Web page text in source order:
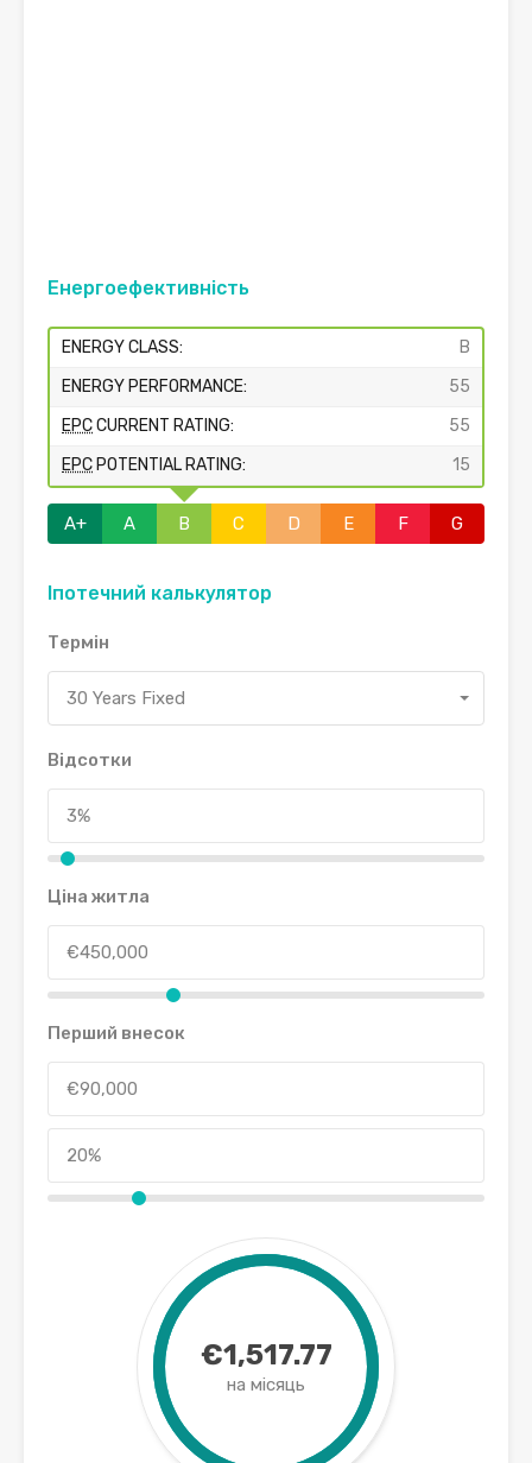
Енергоефективність
ENERGY CLASS:
B
ENERGY PERFORMANCE:
55
EPCCURRENT RATING:
55
EPC POTENTIAL RATING: 15
A+ A B C D E F G
Іпотечний калькулятор
Термін
30 Years Fixed
Відсотки
Ціна житла
Перший внесок
€1,517.77
на місяць